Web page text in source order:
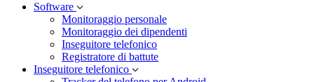
Software
Monitoraggio personale
Monitoraggio dei dipendenti
Inseguitore telefonico
Registratore di battute
Inseguitore telefonico